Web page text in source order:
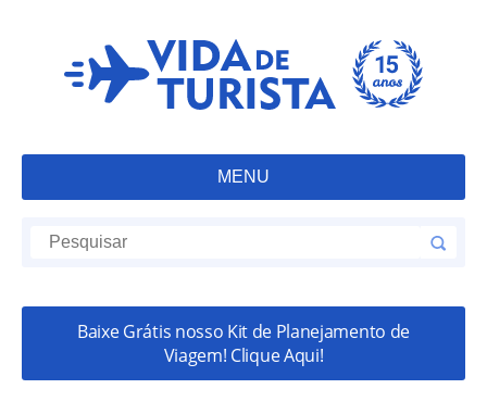
MENU
Baixe Grátis nosso Kit de Planejamento de
Viagem! Clique Aqui!